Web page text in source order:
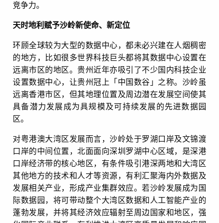
竞争力。
天时地利赋予沙岭新使命、新定位
环顾全球较为大型的数据中心，都未必兴建在人烟稠密
的地方，比如很多世界科技巨头都将其数据中心设置在
远离市区的地区。贵州近年亦吸引了不少国内科技企业
设置数据中心，让贵州冠上「中国数谷」之称。沙岭虽
远离香港市区，但其地理位置及周边潜在发展空间使其
具备潜力发展成为具规模及可持续发展的先进数据园
区。
对粤港澳大湾区发展而言，沙岭处于罗湖口岸及文锦渡
口岸的中间位置，北面面向深圳罗湖中心区域，是深港
口岸经济带的核心地区，有条件吸引港深两地和大湾区
其他地方的技术和人才等资源，有利汇聚海内外数据及
发展相关产业，形成产业集群效应。若沙岭发展成为国
际数据园，将可带动整个大湾区数据和人工智能产业的
蓬勃发展，并将其经济效应辐射至周边国家和地区，强